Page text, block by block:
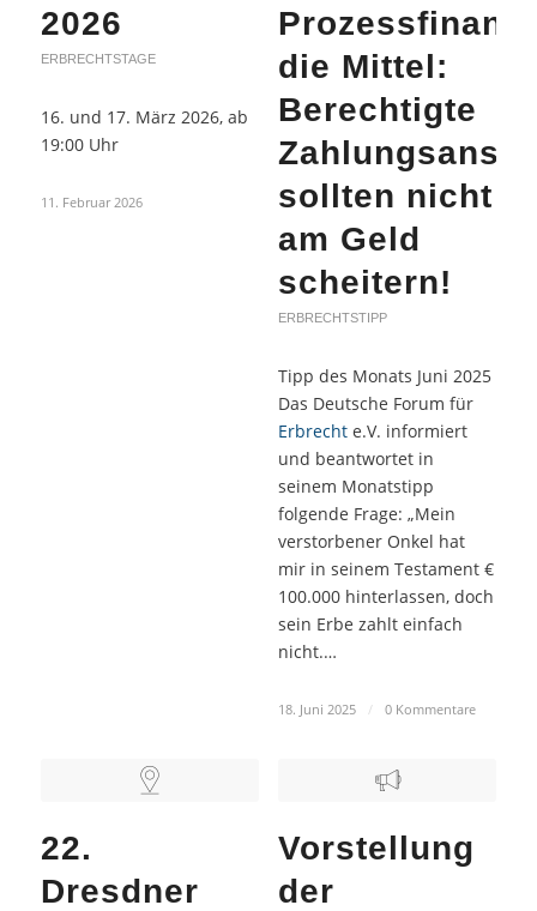
2026
ERBRECHTSTAGE
16. und 17. März 2026, ab
19:00 Uhr
11. Februar 2026
die Mittel:
Berechtigte
sollten nicht
am Geld
scheitern!
ERBRECHTSTIPP
Tipp des Monats Juni 2025
Das Deutsche Forum für
Erbrechte.V. informiert
und beantwortet in
seinem Monatstipp
folgende Frage: „Mein
verstorbener Onkel hat
mir in seinem Testament €
100.000 hinterlassen, doch
sein Erbe zahlt einfach
nicht.…
18. Juni 2025 / 0 Kommentare
22.
Dresdner
Vorstellung
der